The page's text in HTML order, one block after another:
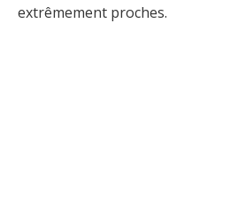
extrêmement proches.